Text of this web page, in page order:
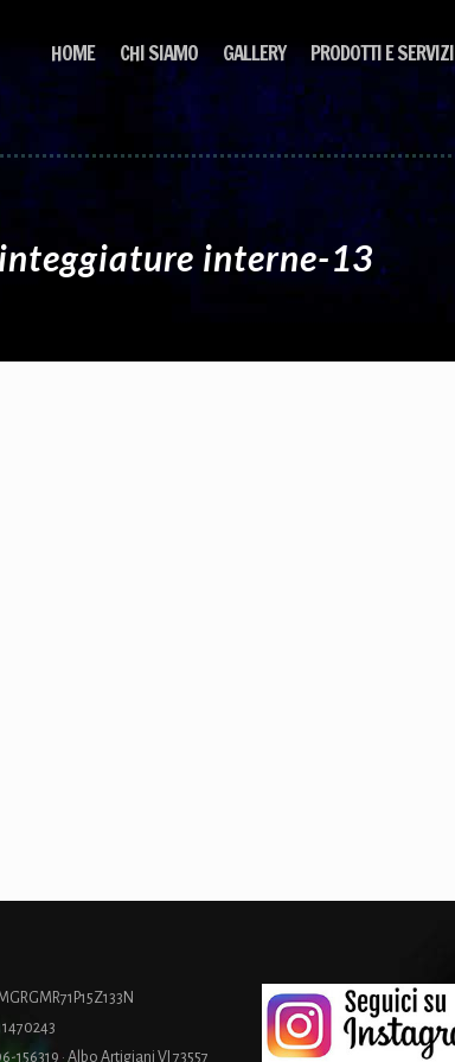
HOME CHI SIAMO GALLERY PRODOTTI E SERVIZI
interne-13
156319 · Albo Artigiani VI 73557